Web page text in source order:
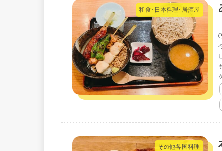
和食･日本料理･居酒屋
その他各国料理